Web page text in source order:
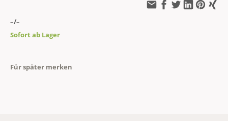
–/–
Sofort ab Lager
Für später merken